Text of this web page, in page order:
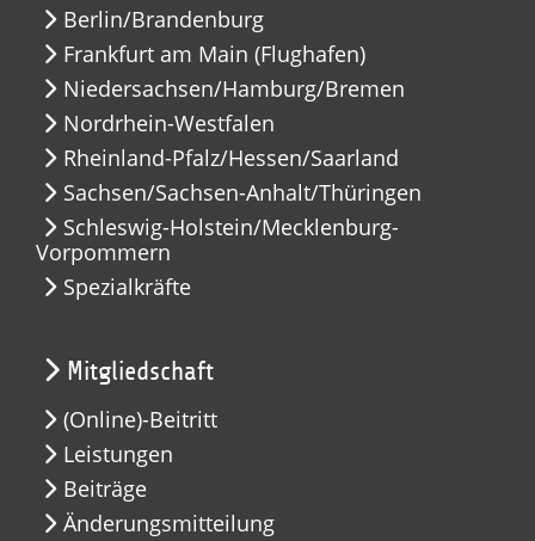
Berlin/Brandenburg
Frankfurt am Main (Flughafen)
Niedersachsen/Hamburg/Bremen
Nordrhein-Westfalen
Rheinland-Pfalz/Hessen/Saarland
Sachsen/Sachsen-Anhalt/Thüringen
Schleswig-Holstein/Mecklenburg-
Vorpommern
Spezialkräfte
Mitgliedschaft
(Online)-Beitritt
Leistungen
Beiträge
Änderungsmitteilung